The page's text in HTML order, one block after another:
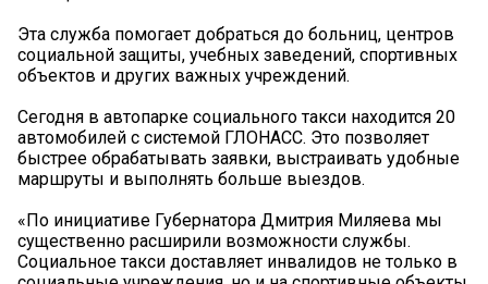
Эта служба помогает добраться до больниц, центров
социальной защиты, учебных заведений, спортивных
объектов и других важных учреждений.
Сегодня в автопарке социального такси находится 20
автомобилей с системой ГЛОНАСС. Это позволяет
быстрее обрабатывать заявки, выстраивать удобные
маршруты и выполнять больше выездов.
«По инициативе Губернатора Дмитрия Миляева мы
существенно расширили возможности службы.
Социальное такси доставляет инвалидов не только в